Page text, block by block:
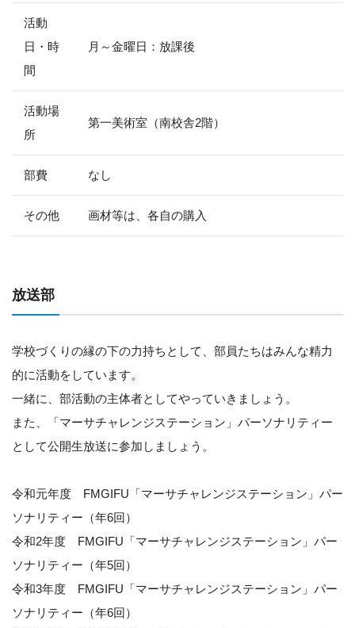
活動
日・時
間
月～金曜日：放課後
活動場
所
第一美術室（南校舎2階）
部費 なし
その他 画材等は、各自の購入
放送部
学校づくりの縁の下の力持ちとして、部員たちはみんな精力
的に活動をしています。
一緒に、部活動の主体者としてやっていきましょう。
また、「マーサチャレンジステーション」パーソナリティー
として公開生放送に参加しましょう。
令和元年度 FMGIFU「マーサチャレンジステーション」パー
ソナリティー（年6回）
令和2年度 FMGIFU「マーサチャレンジステーション」パー
ソナリティー（年5回）
令和3年度 FMGIFU「マーサチャレンジステーション」パー
ソナリティー（年6回）